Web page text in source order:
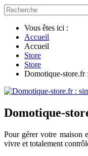
Vous êtes ici :
Accueil
Accueil
Store
Store
Domotique-store.fr
Domotique-
Pour gérer votre maison
vivre et totalement